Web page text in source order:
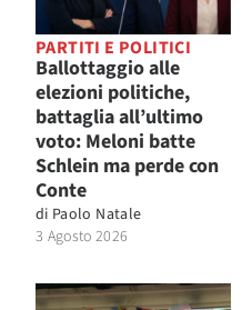
PARTITI E POLITICI
Ballottaggio alle
elezioni politiche,
battaglia all’ultimo
voto: Meloni batte
Schlein ma perde con
Conte
di Paolo Natale
3 Agosto 2026